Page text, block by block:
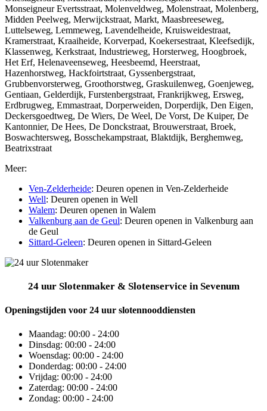
Monseigneur Evertsstraat, Molenveldweg, Molenstraat, Molenberg,
Midden Peelweg, Merwijckstraat, Markt, Maasbreeseweg,
Luttelseweg, Lemmeweg, Lavendelheide, Kruisweidestraat,
Kramerstraat, Kraaiheide, Korverpad, Koekersestraat, Kleefsedijk,
Klassenweg, Kerkstraat, Industrieweg, Horsterweg, Hoogbroek,
Het Erf, Helenaveenseweg, Heesbeemd, Heerstraat,
Hazenhorstweg, Hackfoirtstraat, Gyssenbergstraat,
Grubbenvorsterweg, Groothorstweg, Graskuilenweg, Goenjeweg,
Gentiaan, Gelderdijk, Furstenbergstraat, Frankrijkweg, Ersweg,
Erdbrugweg, Emmastraat, Dorperweiden, Dorperdijk, Den Eigen,
Deckersgoedtweg, De Wiers, De Weel, De Vorst, De Kuiper, De
Kantonnier, De Hees, De Donckstraat, Brouwerstraat, Broek,
Boswachtersweg, Bosschekampstraat, Blaktdijk, Berghemweg,
Beatrixstraat
Meer:
Ven-Zelderheide: Deuren openen in Ven-Zelderheide
Well: Deuren openen in Well
Walem: Deuren openen in Walem
Valkenburg aan de Geul: Deuren openen in Valkenburg aan
de Geul
Sittard-Geleen: Deuren openen in Sittard-Geleen
24 uur Slotenmaker & Slotenservice in Sevenum
Openingstijden voor 24 uur slotennooddiensten
Maandag: 00:00 - 24:00
Dinsdag: 00:00 - 24:00
Woensdag: 00:00 - 24:00
Donderdag: 00:00 - 24:00
Vrijdag: 00:00 - 24:00
Zaterdag: 00:00 - 24:00
Zondag: 00:00 - 24:00